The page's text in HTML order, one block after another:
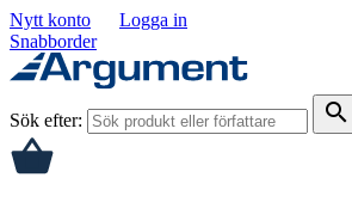
Nytt konto
Logga in
Snabborder
Sök efter: search